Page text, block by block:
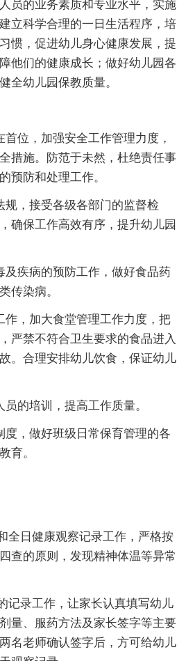
员的业务素质和专业水平，实施
立科学合理的一日生活程序，培
惯，促进幼儿身心健康发展，提
他们的健康成长；做好幼儿园各
全幼儿园保教质量。
位，加强安全工作管理力度，
措施。防范于未然，杜绝责任事
预防和处理工作。
规，接受各级各部门的监督检
确保工作高效有序，提升幼儿园
及疾病的预防工作，做好食品药
传染病。
作，加大食堂管理工作力度，把
严禁不符合卫生要求的食品进入
。合理安排幼儿饮食，保证幼儿
的培训，提高工作质量。
度，做好班级日常保育管理的各
育。
全日健康观察记录工作，严格按
查的原则，发现精神体温等异常
记录工作，让家长认真填写幼儿
量、服药方法及家长签字等主要
名老师确认签字后，方可给幼儿